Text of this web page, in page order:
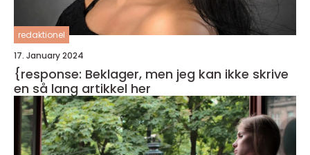
redaktionel
17. January 2024
{response: Beklager, men jeg kan ikke skrive
en så lang artikkel her